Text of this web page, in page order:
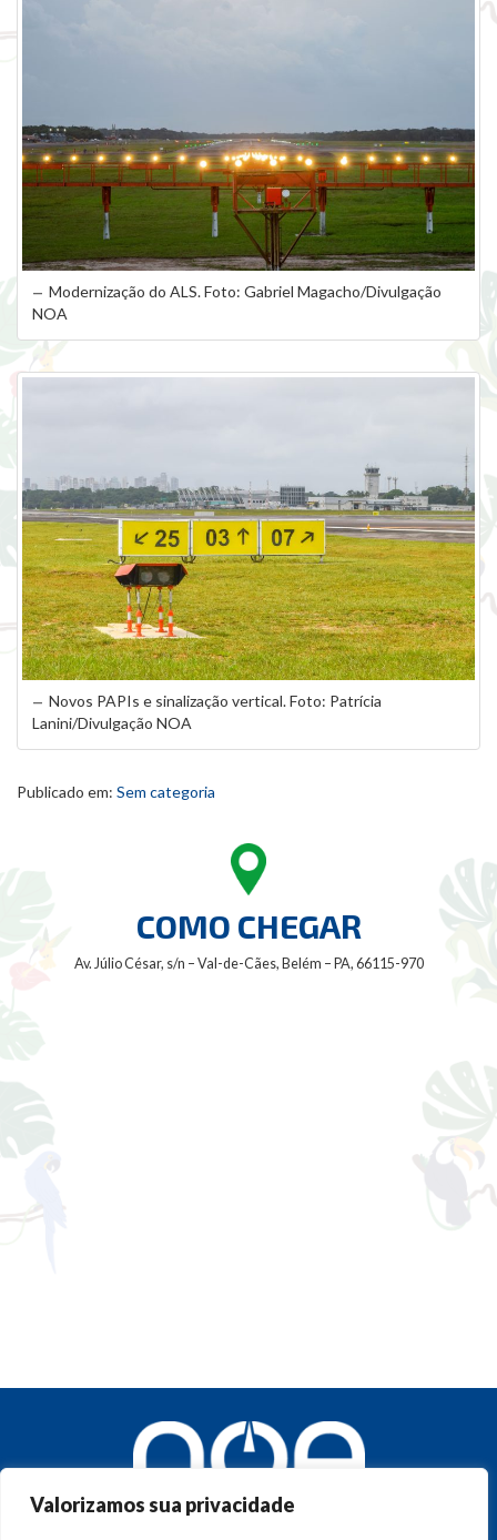
Valorizamos sua privacidade
Modernização do ALS. Foto: Gabriel Magacho/Divulgação
NOA
Novos PAPIs e sinalização vertical. Foto: Patrícia
Lanini/Divulgação NOA
Publicado em: Sem categoria
COMO CHEGAR
Av. Júlio César, s/n – Val-de-Cães, Belém – PA, 66115-970